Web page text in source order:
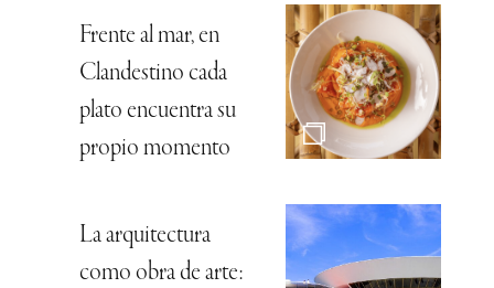
Frente al mar, en
Clandestino cada
plato encuentra su
propio momento
La arquitectura
como obra de arte: